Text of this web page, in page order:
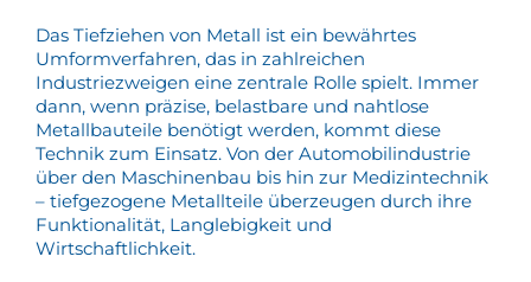
Das Tiefziehen von Metall ist ein bewährtes
Umformverfahren, das in zahlreichen
Industriezweigen eine zentrale Rolle spielt. Immer
dann, wenn präzise, belastbare und nahtlose
Metallbauteile benötigt werden, kommt diese
Technik zum Einsatz. Von der Automobilindustrie
über den Maschinenbau bis hin zur Medizintechnik
– tiefgezogene Metallteile überzeugen durch ihre
Funktionalität, Langlebigkeit und
Wirtschaftlichkeit.